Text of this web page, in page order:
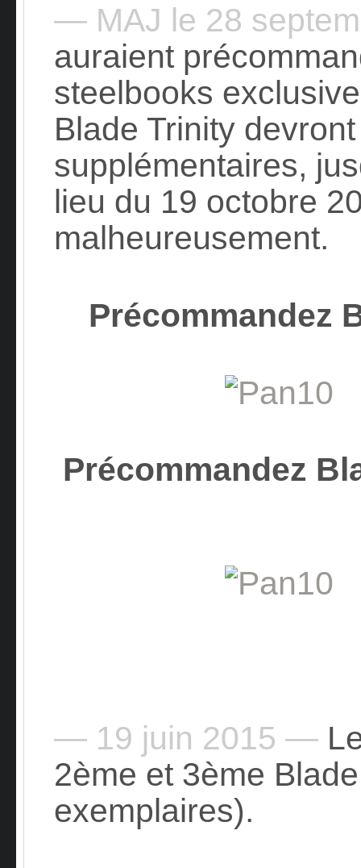
— MAJ le 28
auraient
steelbooks
Blade Trinity
supplémentaires,
lieu du 19 octobre
malheureusement.
Précommandez
Précommandez
— 19 juin 2015 —
2ème et 3ème
exemplaires).